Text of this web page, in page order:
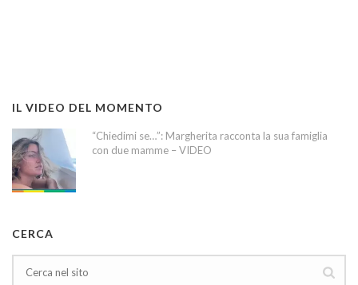
IL VIDEO DEL MOMENTO
“Chiedimi se…”: Margherita racconta la sua famiglia
con due mamme – VIDEO
CERCA